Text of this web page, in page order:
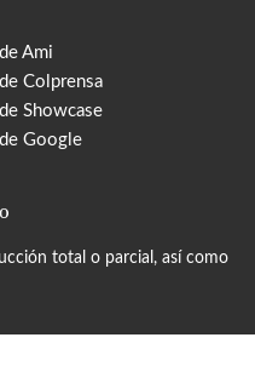
Ami
Colprensa
Showcase
Google
total o parcial, así como